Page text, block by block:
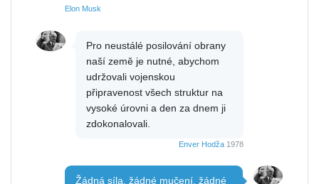
Elon Musk
Pro neustálé posilování obrany
naší země je nutné, abychom
udržovali vojenskou
připravenost všech struktur na
vysoké úrovni a den za dnem ji
zdokonalovali.
Enver Hodža 1978
Žádná síla, žádné mučení, žádné